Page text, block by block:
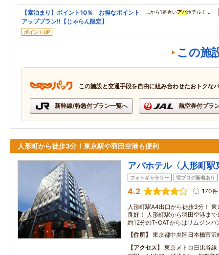
【素泊まり】ポイント10％ お得なポイント
アッププラン!!【じゃらん限定】
ポイントUP
…から1番近いアパホテル！ …
この施
この施設と交通手段を自由に組み合わせたおトクな
新幹線/特急付プラン一覧へ 航空券付プラ
人形町から徒歩3分！東京駅や羽田空港も便利
アパホテル〈人形町駅
フォトギャラリー 宿ブログ新着あり
4.2 170件
人形町駅A4出口から徒歩3分！
良好！ 人形町駅から羽田空港ま
約12分のT-CATからはリムジンバ
住所
東京都中央区日本橋富沢
アクセス
東京メトロ日比谷